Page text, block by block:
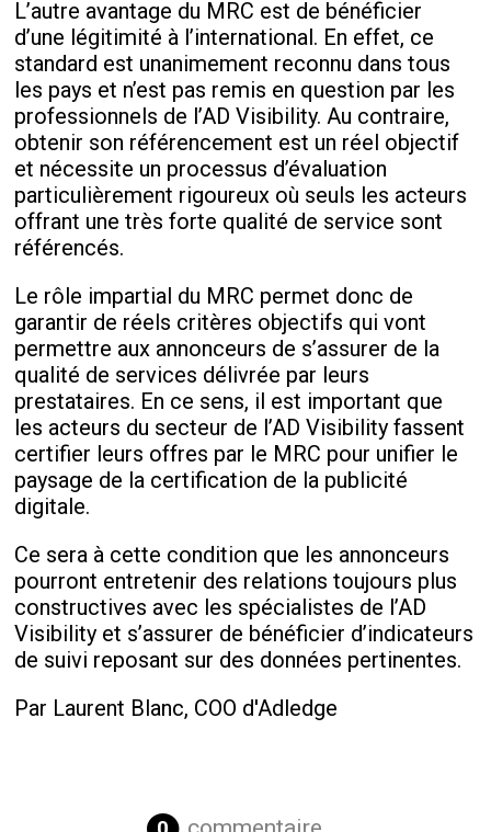
L’autre avantage du MRC est de bénéficier
d’une légitimité à l’international. En effet, ce
standard est unanimement reconnu dans tous
les pays et n’est pas remis en question par les
professionnels de l’AD Visibility. Au contraire,
obtenir son référencement est un réel objectif
et nécessite un processus d’évaluation
particulièrement rigoureux où seuls les acteurs
offrant une très forte qualité de service sont
référencés.
Le rôle impartial du MRC permet donc de
garantir de réels critères objectifs qui vont
permettre aux annonceurs de s’assurer de la
qualité de services délivrée par leurs
prestataires. En ce sens, il est important que
les acteurs du secteur de l’AD Visibility fassent
certifier leurs offres par le MRC pour unifier le
paysage de la certification de la publicité
digitale.
Ce sera à cette condition que les annonceurs
pourront entretenir des relations toujours plus
constructives avec les spécialistes de l’AD
Visibility et s’assurer de bénéficier d’indicateurs
de suivi reposant sur des données pertinentes.
Par Laurent Blanc, COO d'Adledge